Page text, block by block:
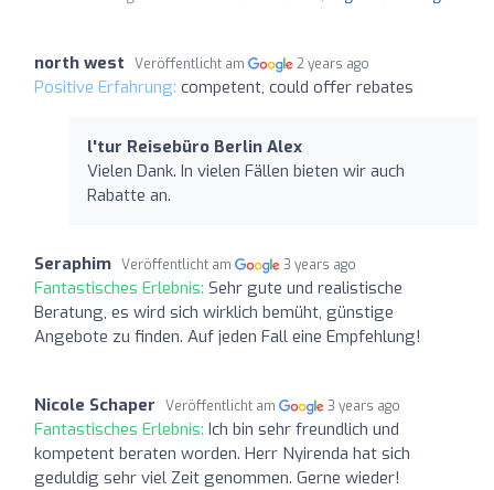
north west Veröffentlicht am 2 years ago
Positive Erfahrung: competent, could offer rebates
l'tur Reisebüro Berlin Alex
Vielen Dank. In vielen Fällen bieten wir auch
Rabatte an.
Seraphim Veröffentlicht am 3 years ago
Fantastisches Erlebnis: Sehr gute und realistische
Beratung, es wird sich wirklich bemüht, günstige
Angebote zu finden. Auf jeden Fall eine Empfehlung!
Nicole Schaper Veröffentlicht am 3 years ago
Fantastisches Erlebnis: Ich bin sehr freundlich und
kompetent beraten worden. Herr Nyirenda hat sich
geduldig sehr viel Zeit genommen. Gerne wieder!